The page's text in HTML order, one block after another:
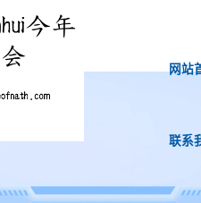
网站
联系